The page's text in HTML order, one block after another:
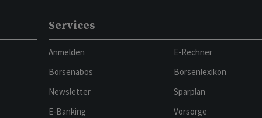
Services
Anmelden
Börsenabos
Newsletter
E-Banking
E-Rechner
Börsenlexikon
Sparplan
Vorsorge